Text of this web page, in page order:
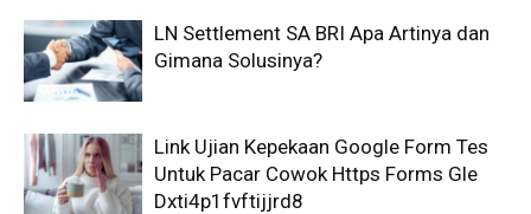
LN Settlement SA BRI Apa Artinya dan
Gimana Solusinya?
Link Ujian Kepekaan Google Form Tes
Untuk Pacar Cowok Https Forms Gle
Dxti4p1fvftijjrd8